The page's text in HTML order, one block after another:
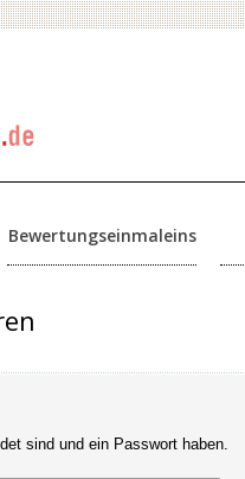
Bewertungseinmaleins
sind und ein Passwort haben.